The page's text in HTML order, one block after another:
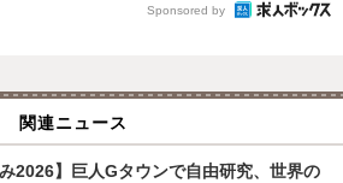
Sponsored by
関連ニュース
み2026】巨人Gタウンで自由研究、世界の